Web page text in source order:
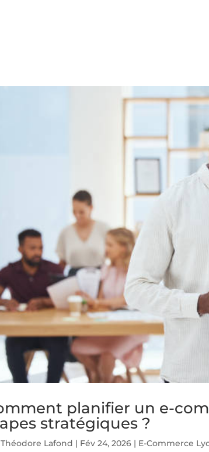
planifier un e-
stratégiques ?
Théodore Lafond | Fév 24, 2026 | E-Commerce